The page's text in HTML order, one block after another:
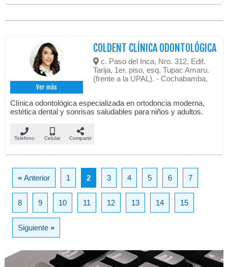
Ver más
COLDENT CLÍNICA ODONTOLÓGICA
c. Paso del Inca, Nro. 312, Edif.
Tarija, 1er. piso, esq. Tupac Amaru.
(frente a la UPAL). - Cochabamba,
Clínica odontológica especializada en ortodoncia moderna,
estética dental y sonrisas saludables para niños y adultos.
Teléfono Celular Compartir
«Anterior 1 2 3 4 5 6 7
8 9 10 11 12 13 14 15
Siguiente»